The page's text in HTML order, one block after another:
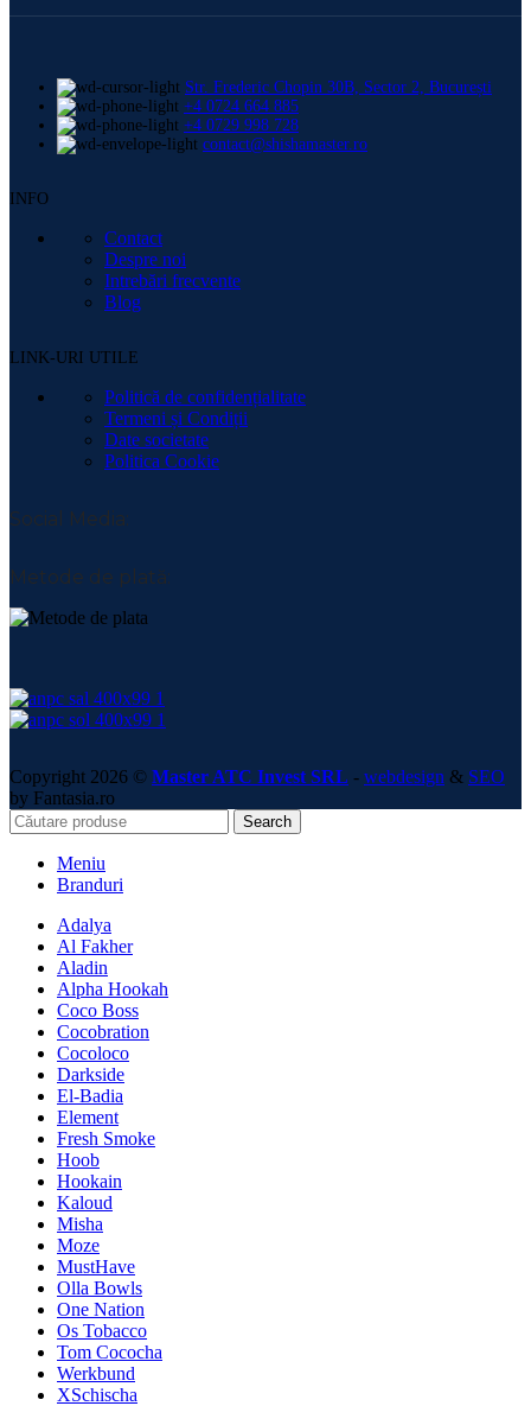
Str. Frederic Chopin 30B, Sector 2, București
+4 0724 664 885
+4 0729 998 728
contact@shishamaster.ro
INFO
Contact
Despre noi
Intrebări frecvente
Blog
LINK-URI UTILE
Politică de confidențialitate
Termeni și Condiții
Date societate
Politica Cookie
Social Media:
Metode de plată:
Copyright 2026 © Master ATC Invest SRL - webdesign & SEO
by Fantasia.ro
Search
Meniu
Branduri
Adalya
Al Fakher
Aladin
Alpha Hookah
Coco Boss
Cocobration
Cocoloco
Darkside
El-Badia
Element
Fresh Smoke
Hoob
Hookain
Kaloud
Misha
Moze
MustHave
Olla Bowls
One Nation
Os Tobacco
Tom Cococha
Werkbund
XSchischa